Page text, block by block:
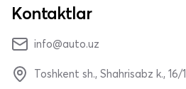
Kontaktlar
info@auto.uz
Toshkent sh., Shahrisabz k., 16/1